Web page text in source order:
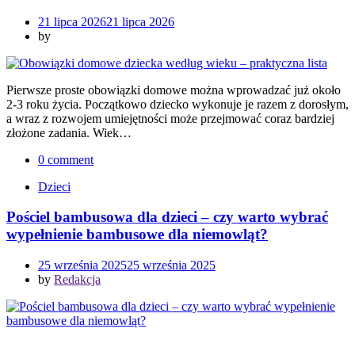
21 lipca 202621 lipca 2026
by
Pierwsze proste obowiązki domowe można wprowadzać już około
2-3 roku życia. Początkowo dziecko wykonuje je razem z dorosłym,
a wraz z rozwojem umiejętności może przejmować coraz bardziej
złożone zadania. Wiek…
0 comment
Dzieci
Pościel bambusowa dla dzieci – czy warto wybrać
wypełnienie bambusowe dla niemowląt?
25 września 202525 września 2025
by Redakcja